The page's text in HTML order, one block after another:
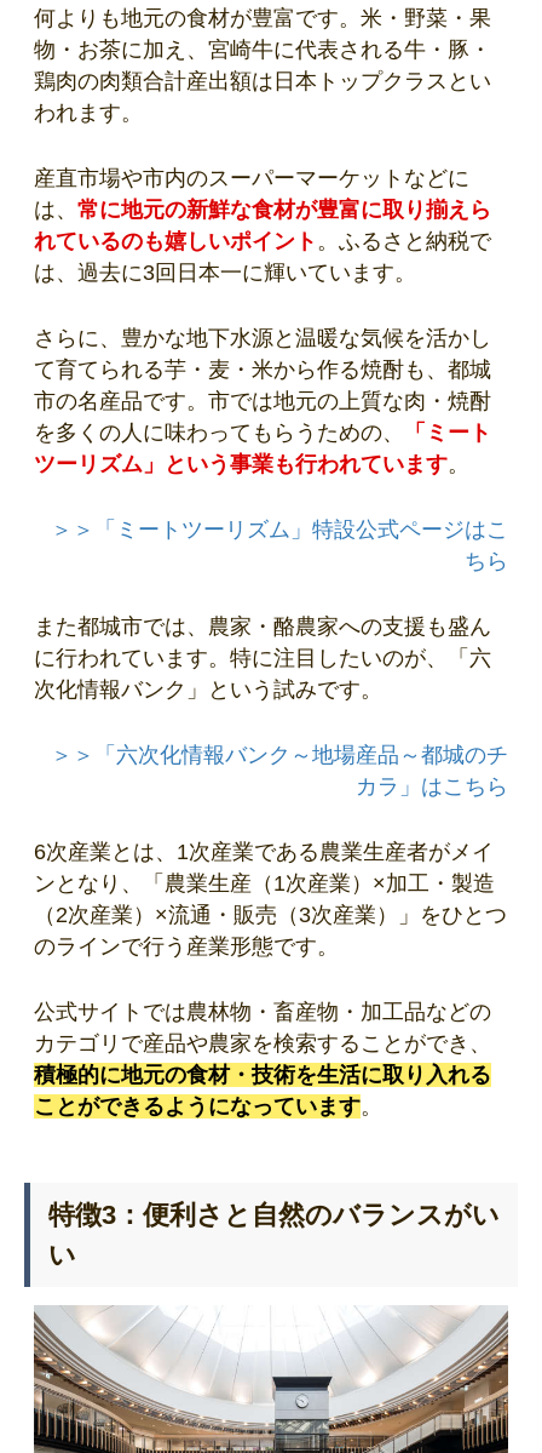
何よりも地元の食材が豊富です。米・野菜・果
物・お茶に加え、宮崎牛に代表される牛・豚・
鶏肉の肉類合計産出額は日本トップクラスとい
われます。
産直市場や市内のスーパーマーケットなどに
は、 常に地元の新鮮な食材が豊富に取り揃えら
れているのも嬉しいポイント 。ふるさと納税で
は、過去に3回日本一に輝いています。
さらに、豊かな地下水源と温暖な気候を活かし
て育てられる芋・麦・米から作る焼酎も、都城
市の名産品です。市では地元の上質な肉・焼酎
を多くの人に味わってもらうための、
「ミート
ツーリズム」という事業も行われています。
＞＞「ミートツーリズム」特設公式ページはこ
ちら
また都城市では、農家・酪農家への支援も盛ん
に行われています。特に注目したいのが、「六
次化情報バンク」という試みです。
＞＞「六次化情報バンク～地場産品～都城のチ
カラ」はこちら
6次産業とは、1次産業である農業生産者がメイ
ンとなり、「農業生産（1次産業）×加工・製造
（2次産業）×流通・販売（3次産業）」をひとつ
のラインで行う産業形態です。
公式サイトでは農林物・畜産物・加工品などの
カテゴリで産品や農家を検索することができ、
積極的に地元の食材・技術を生活に取り入れる
ことができるようになっています。
特徴3：便利さと自然のバランスがい
い